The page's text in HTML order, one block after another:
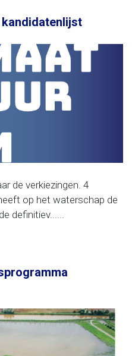
de verkiezingen. 4
op het waterschap de
definitiev......